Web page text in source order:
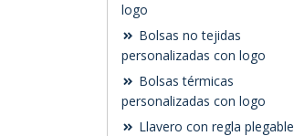
logo
Bolsas no tejidas
personalizadas con logo
Bolsas térmicas
personalizadas con logo
Llavero con regla plegable